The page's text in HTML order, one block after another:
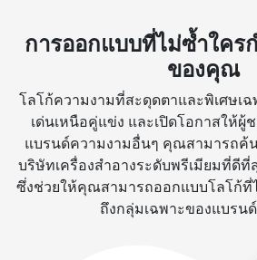
การออกแบบที่ไม่ซ้ำใค
ของคุณ
โลโก้ความงามที่สะดุดตาและพิเศษเ
เด่นเหนือคู่แข่ง และเปิดโอกาสให้
แบรนด์ความงามอื่นๆ คุณสามารถค้
บริษัทเครื่องสำอางระดับพรีเมียมที่ดี
ซึ่งช่วยให้คุณสามารถออกแบบโลโก้ที่
ถึงกลุ่มเฉพาะของแบร